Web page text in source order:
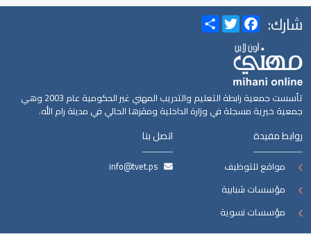
شارك: ShareTwitterFacebook
تأسست جمعية رابطة التعليم والتدريب المهني غير الحكومية عام 2003 وهي
جمعية خيرية مسجلة في وزارة الداخلية ومقرها الحالي في مدينة رام الله.
روابط مفيدة
مواقع للتوظيف
مؤسسات شبابية
مؤسسات نسوية
اتصل بنا
info@tvet.ps